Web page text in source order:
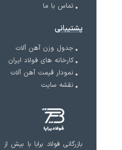
تماس با ما
پشتیبانی
جدول وزن آهن آلات
کارخانه های فولاد ایران
نمودار قیمت آهن آلات
نقشه سایت